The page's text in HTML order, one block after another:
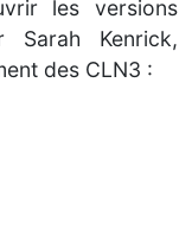
les versions
Sarah Kenrick,
des CLN3 :